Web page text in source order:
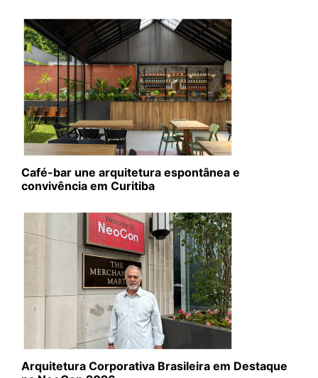
Café-bar une arquitetura espontânea e
convivência em Curitiba
Arquitetura Corporativa Brasileira em Destaque